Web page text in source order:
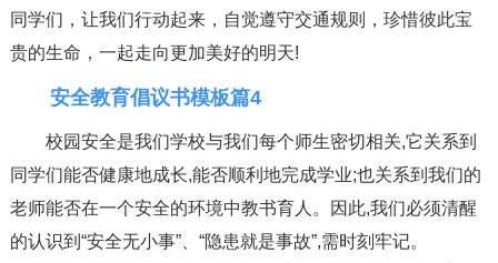
同学们，让我们行动起来，自觉遵守交通规则，珍惜彼此宝
贵的生命，一起走向更加美好的明天!
安全教育倡议书模板篇4
校园安全是我们学校与我们每个师生密切相关,它关系到
同学们能否健康地成长,能否顺利地完成学业;也关系到我们的
老师能否在一个安全的环境中教书育人。因此,我们必须清醒
的认识到“安全无小事”、“隐患就是事故”,需时刻牢记。